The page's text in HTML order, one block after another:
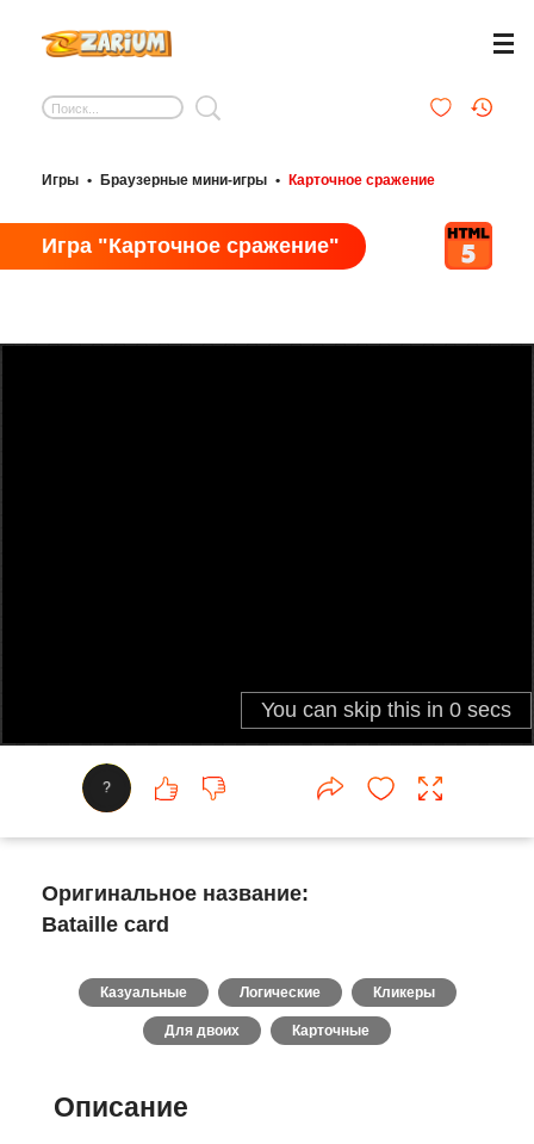
Игры • Браузерные мини-игры • Карточное сражение
Игра "Карточное сражение"
?
Оригинальное название:
Bataille card
Казуальные Логические Кликеры
Для двоих Карточные
Описание